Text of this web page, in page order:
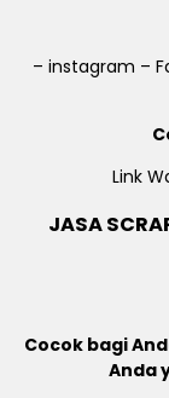
– instagram –
Link
JASA
Cocok bagi
Anda